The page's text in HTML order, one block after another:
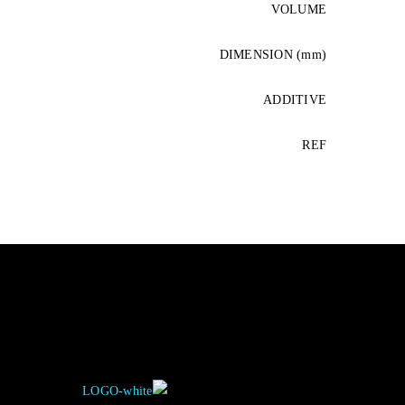
VOLUME
DIMENSION (mm)
ADDITIVE
REF